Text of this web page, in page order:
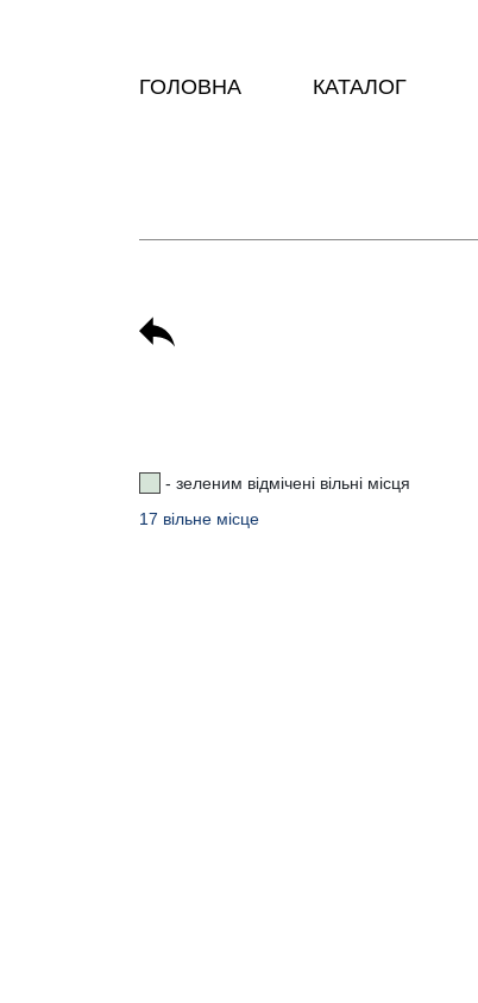
ГОЛОВНА КАТАЛОГ
- зеленим відмічені вільні місця
17 вільне місце